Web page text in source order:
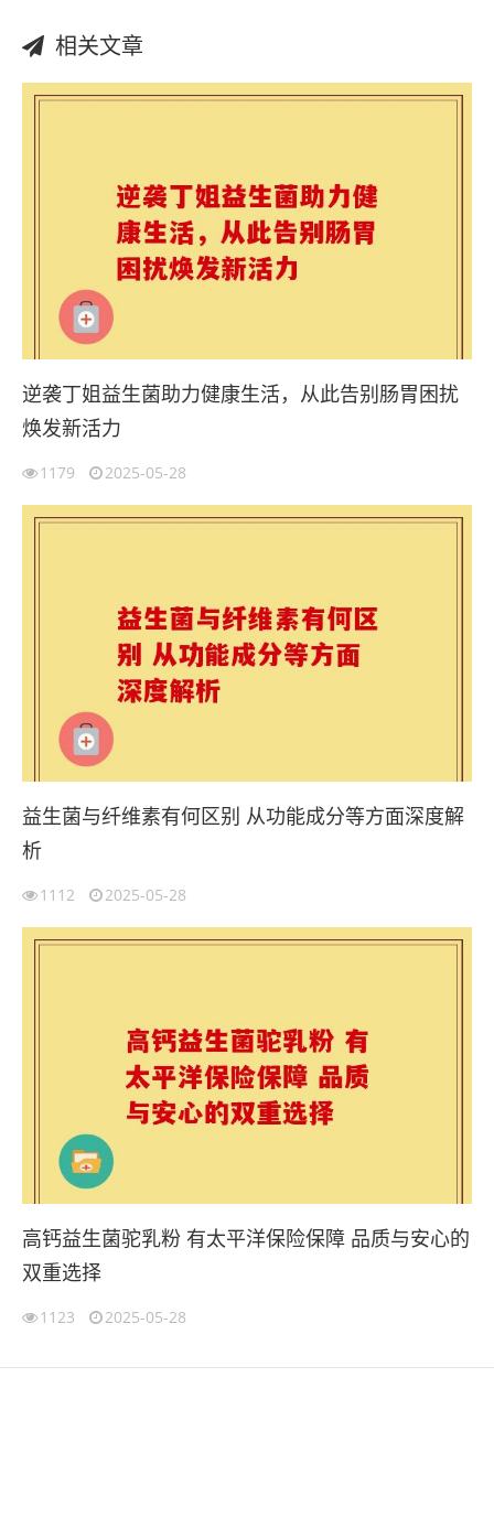
相关文章
逆袭丁姐益生菌助力健康生活，从此告别肠胃困扰
焕发新活力
1179 2025-05-28
益生菌与纤维素有何区别 从功能成分等方面深度解
析
1112 2025-05-28
高钙益生菌驼乳粉 有太平洋保险保障 品质与安心的
双重选择
1123 2025-05-28